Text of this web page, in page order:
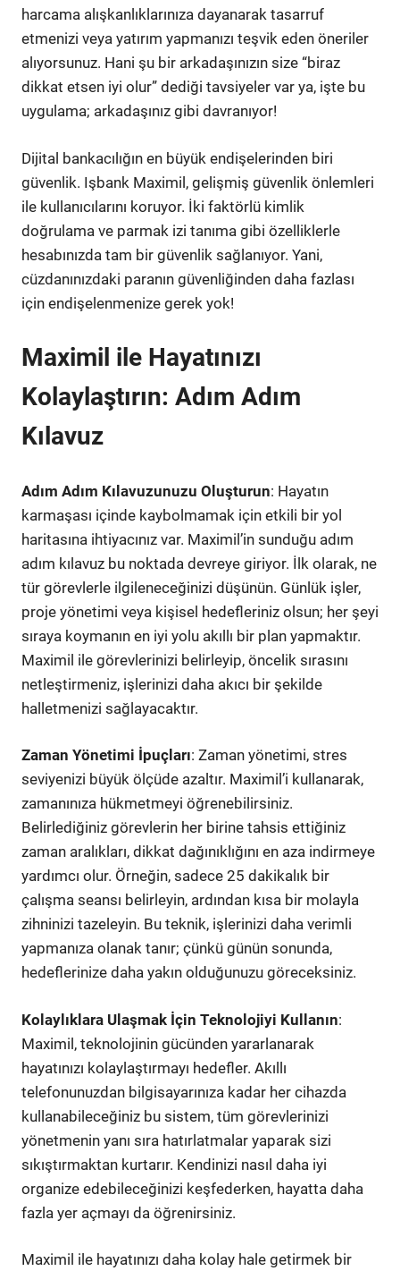
harcama alışkanlıklarınıza dayanarak tasarruf
etmenizi veya yatırım yapmanızı teşvik eden öneriler
alıyorsunuz. Hani şu bir arkadaşınızın size “biraz
dikkat etsen iyi olur” dediği tavsiyeler var ya, işte bu
uygulama; arkadaşınız gibi davranıyor!
Dijital bankacılığın en büyük endişelerinden biri
güvenlik. Işbank Maximil, gelişmiş güvenlik önlemleri
ile kullanıcılarını koruyor. İki faktörlü kimlik
doğrulama ve parmak izi tanıma gibi özelliklerle
hesabınızda tam bir güvenlik sağlanıyor. Yani,
cüzdanınızdaki paranın güvenliğinden daha fazlası
için endişelenmenize gerek yok!
Maximil ile Hayatınızı
Kolaylaştırın: Adım Adım
Kılavuz
Adım Adım Kılavuzunuzu Oluşturun: Hayatın
karmaşası içinde kaybolmamak için etkili bir yol
haritasına ihtiyacınız var. Maximil’in sunduğu adım
adım kılavuz bu noktada devreye giriyor. İlk olarak, ne
tür görevlerle ilgileneceğinizi düşünün. Günlük işler,
proje yönetimi veya kişisel hedefleriniz olsun; her şeyi
sıraya koymanın en iyi yolu akıllı bir plan yapmaktır.
Maximil ile görevlerinizi belirleyip, öncelik sırasını
netleştirmeniz, işlerinizi daha akıcı bir şekilde
halletmenizi sağlayacaktır.
Zaman Yönetimi İpuçları: Zaman yönetimi, stres
seviyenizi büyük ölçüde azaltır. Maximil’i kullanarak,
zamanınıza hükmetmeyi öğrenebilirsiniz.
Belirlediğiniz görevlerin her birine tahsis ettiğiniz
zaman aralıkları, dikkat dağınıklığını en aza indirmeye
yardımcı olur. Örneğin, sadece 25 dakikalık bir
çalışma seansı belirleyin, ardından kısa bir molayla
zihninizi tazeleyin. Bu teknik, işlerinizi daha verimli
yapmanıza olanak tanır; çünkü günün sonunda,
hedeflerinize daha yakın olduğunuzu göreceksiniz.
Kolaylıklara Ulaşmak İçin Teknolojiyi Kullanın:
Maximil, teknolojinin gücünden yararlanarak
hayatınızı kolaylaştırmayı hedefler. Akıllı
telefonunuzdan bilgisayarınıza kadar her cihazda
kullanabileceğiniz bu sistem, tüm görevlerinizi
yönetmenin yanı sıra hatırlatmalar yaparak sizi
sıkıştırmaktan kurtarır. Kendinizi nasıl daha iyi
organize edebileceğinizi keşfederken, hayatta daha
fazla yer açmayı da öğrenirsiniz.
Maximil ile hayatınızı daha kolay hale getirmek bir